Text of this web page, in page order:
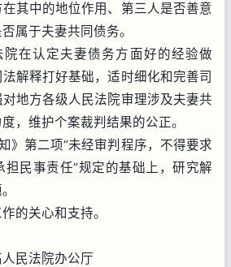
其中的地位作用、第三人是否善意
属于夫妻共同债务。
在认定夫妻债务方面好的经验做
解释打好基础，适时细化和完善司
地方各级人民法院审理涉及夫妻共
，维护个案裁判结果的公正。
》第二项“未经审判程序，不得要求
民事责任”规定的基础上，研究解
的关心和支持。
民法院办公厅